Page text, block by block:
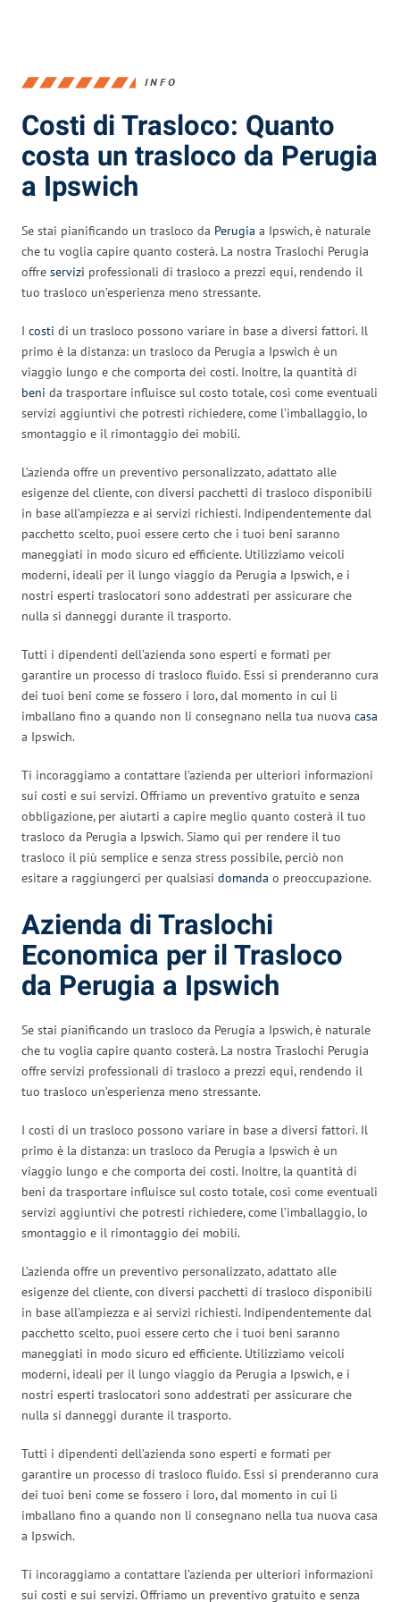
INFO
Costi di Trasloco: Quanto
costa un trasloco da Perugia
a Ipswich
Se stai pianificando un trasloco da Perugia a Ipswich, è naturale
che tu voglia capire quanto costerà. La nostra Traslochi Perugia
offre servizi professionali di trasloco a prezzi equi, rendendo il
tuo trasloco un’esperienza meno stressante.
I costi di un trasloco possono variare in base a diversi fattori. Il
primo è la distanza: un trasloco da Perugia a Ipswich è un
viaggio lungo e che comporta dei costi. Inoltre, la quantità di
beni da trasportare influisce sul costo totale, così come eventuali
servizi aggiuntivi che potresti richiedere, come l’imballaggio, lo
smontaggio e il rimontaggio dei mobili.
L’azienda offre un preventivo personalizzato, adattato alle
esigenze del cliente, con diversi pacchetti di trasloco disponibili
in base all’ampiezza e ai servizi richiesti. Indipendentemente dal
pacchetto scelto, puoi essere certo che i tuoi beni saranno
maneggiati in modo sicuro ed efficiente. Utilizziamo veicoli
moderni, ideali per il lungo viaggio da Perugia a Ipswich, e i
nostri esperti traslocatori sono addestrati per assicurare che
nulla si danneggi durante il trasporto.
Tutti i dipendenti dell’azienda sono esperti e formati per
garantire un processo di trasloco fluido. Essi si prenderanno cura
dei tuoi beni come se fossero i loro, dal momento in cui li
imballano fino a quando non li consegnano nella tua nuova casa
a Ipswich.
Ti incoraggiamo a contattare l’azienda per ulteriori informazioni
sui costi e sui servizi. Offriamo un preventivo gratuito e senza
obbligazione, per aiutarti a capire meglio quanto costerà il tuo
trasloco da Perugia a Ipswich. Siamo qui per rendere il tuo
trasloco il più semplice e senza stress possibile, perciò non
esitare a raggiungerci per qualsiasi domanda o preoccupazione.
Azienda di Traslochi
Economica per il Trasloco
da Perugia a Ipswich
Se stai pianificando un trasloco da Perugia a Ipswich, è naturale
che tu voglia capire quanto costerà. La nostra Traslochi Perugia
offre servizi professionali di trasloco a prezzi equi, rendendo il
tuo trasloco un’esperienza meno stressante.
I costi di un trasloco possono variare in base a diversi fattori. Il
primo è la distanza: un trasloco da Perugia a Ipswich è un
viaggio lungo e che comporta dei costi. Inoltre, la quantità di
beni da trasportare influisce sul costo totale, così come eventuali
servizi aggiuntivi che potresti richiedere, come l’imballaggio, lo
smontaggio e il rimontaggio dei mobili.
L’azienda offre un preventivo personalizzato, adattato alle
esigenze del cliente, con diversi pacchetti di trasloco disponibili
in base all’ampiezza e ai servizi richiesti. Indipendentemente dal
pacchetto scelto, puoi essere certo che i tuoi beni saranno
maneggiati in modo sicuro ed efficiente. Utilizziamo veicoli
moderni, ideali per il lungo viaggio da Perugia a Ipswich, e i
nostri esperti traslocatori sono addestrati per assicurare che
nulla si danneggi durante il trasporto.
Tutti i dipendenti dell’azienda sono esperti e formati per
garantire un processo di trasloco fluido. Essi si prenderanno cura
dei tuoi beni come se fossero i loro, dal momento in cui li
imballano fino a quando non li consegnano nella tua nuova casa
a Ipswich.
Ti incoraggiamo a contattare l’azienda per ulteriori informazioni
sui costi e sui servizi. Offriamo un preventivo gratuito e senza